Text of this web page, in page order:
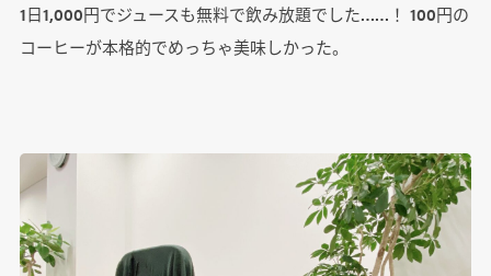
1日1,000円でジュースも無料で飲み放題でした……！ 100円の
コーヒーが本格的でめっちゃ美味しかった。